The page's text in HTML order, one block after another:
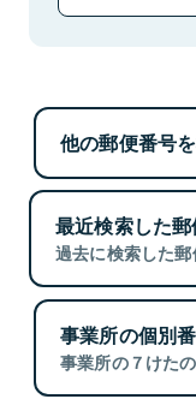
他の郵便番号
最近検索した
過去に検索した郵
事業所の個別
事業所の７けた